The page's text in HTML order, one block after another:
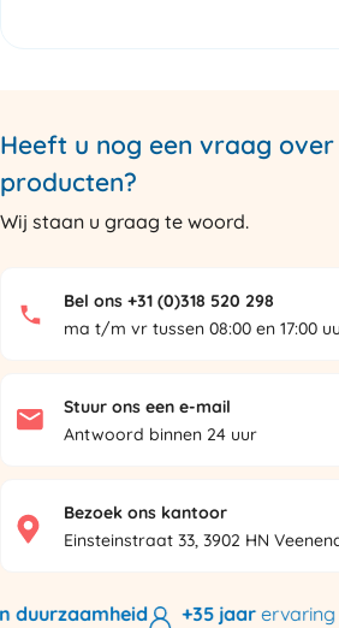
Heeft u nog een vraag over
producten?
Wij staan u graag te woord.
Bel ons +31 (0)318 520 298
ma t/m vr tussen 08:00 en 17:00
Stuur ons een e-mail
Antwoord binnen 24 uur
Bezoek ons kantoor
Einsteinstraat 33, 3902 HN
+35 jaarervaring